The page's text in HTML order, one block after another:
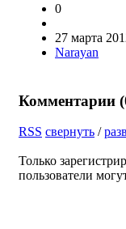
0
27 марта
Narayan
Комментарии (
RSS свернуть /
Только
пользователи